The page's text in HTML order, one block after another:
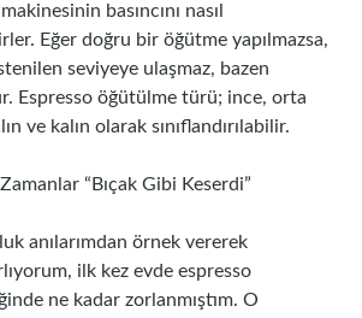
basıncını nasıl
Eğer doğru bir öğütme yapılmazsa,
seviyeye ulaşmaz, bazen
Espresso öğütülme türü; ince, orta
ve kalın olarak sınıflandırılabilir.
“Bıçak Gibi Keserdi”
anılarımdan örnek vererek
ilk kez evde espresso
ne kadar zorlanmıştım. O